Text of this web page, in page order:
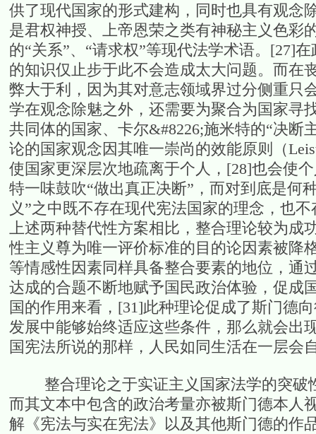
供了现代国家的形式建构，同时也具有观念
是君权神授、上帝恩荣之类有神秘主义色彩
的“关系”、“请求权”等现代法学术语。[27]
的知识仅止步于此不会造成太大问题。而在
弊大于利，因为其对意志领域界过分侧重只
学在观念除魅之外，还需要为聚合为国家寻
共同体的国家、卡尔&#8226;施米特的“决断
论的国家观念因其唯一崇尚的效能原则（
使国家更深层次地疏离于个人，[28]也会使
特一味鼓吹“做出真正决断”，而对到底是何
义”之中既不存在现代宪法国家的理念，也
上述两种替代性方案相比，整合理论较为成
性主义尊为唯一评价标准的目的论因素被降
等情感性因素同样具备整合要素的地位，通
达成的合题不断地赋予国民政治体验，促成
国的作用来看，[31]此种理论促成了斯门德
发展中能够始终适应这些条件，那么就会出
国宪法所说的那样，人民如同生活在一层会
整合理论之于实证主义国家法学的突破
而其文本中包含的政治考量亦被斯门德本人
解《宪法与实在宪法》以及其他斯门德的作